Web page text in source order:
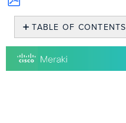
Save
PDF
TABLE OF CONTENTS